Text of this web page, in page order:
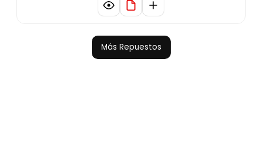
Más Repuestos